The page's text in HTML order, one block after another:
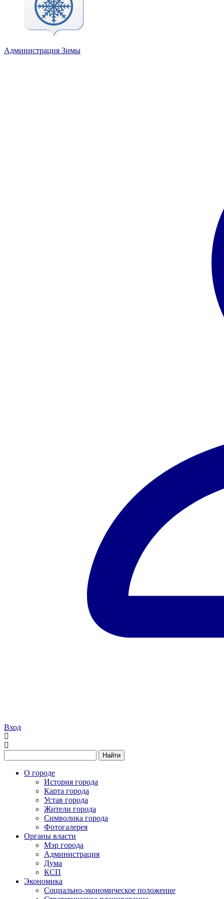
Администрация Зимы
Вход
Найти
О городе
История города
Карта города
Устав города
Жители города
Символика города
Фотогалерея
Органы власти
Мэр города
Администрация
Дума
КСП
Экономика
Социально-экономическое положение